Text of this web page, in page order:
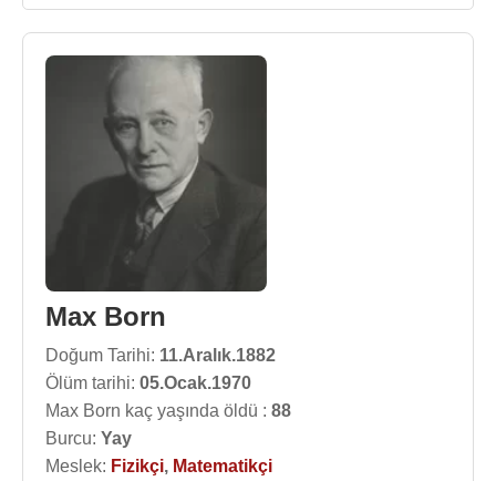
Max Born
Doğum Tarihi: 11.Aralık.1882
Ölüm tarihi: 05.Ocak.1970
Max Born kaç yaşında öldü : 88
Burcu: Yay
Meslek: Fizikçi, Matematikçi